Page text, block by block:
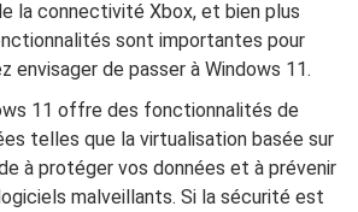
la connectivité Xbox, et bien plus
sont importantes pour
envisager de passer à Windows 11.
11 offre des fonctionnalités de
telles que la virtualisation basée sur
à protéger vos données et à prévenir
malveillants. Si la sécurité est